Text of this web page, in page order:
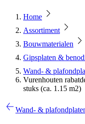
Home
Assortiment
Bouwmaterialen
Gipsplaten &
Wand- &
Vurenhouten
stuks (ca. 1.15 m2)
Wand- &